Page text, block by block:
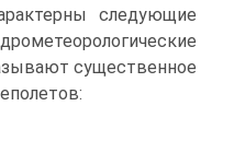
следующие
существенное